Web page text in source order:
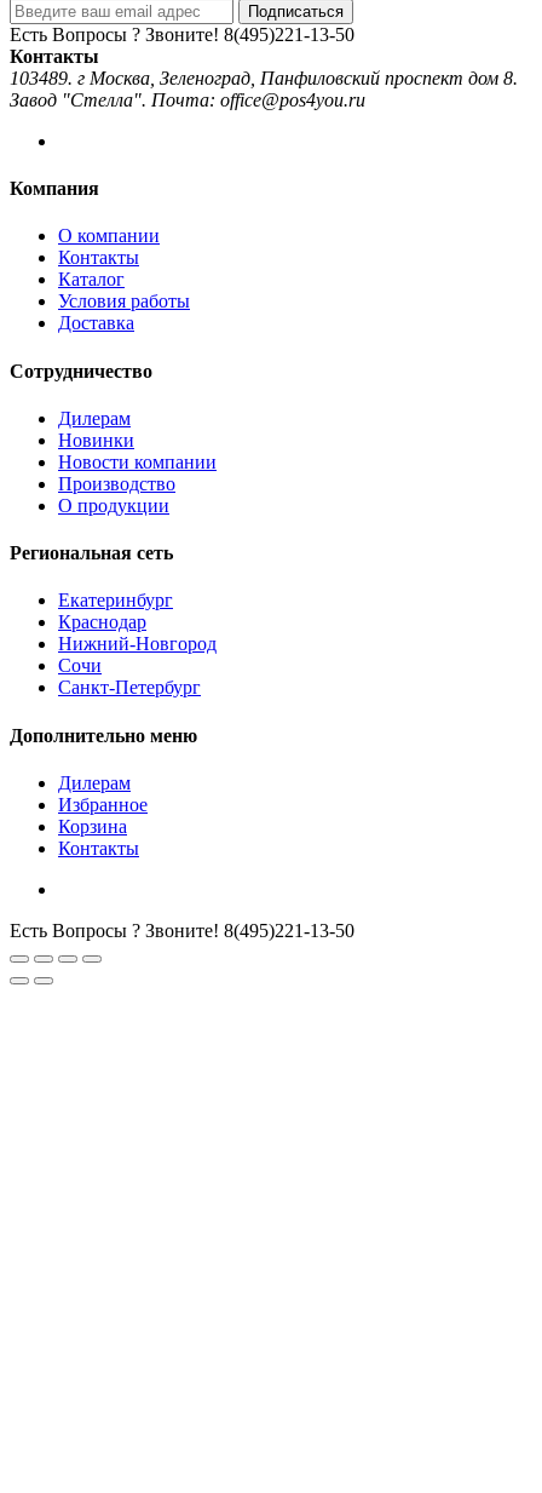
Подписаться
Есть Вопросы ? Звоните! 8(495)221-13-50
Контакты
103489. г Москва, Зеленоград, Панфиловский проспект дом 8.
Завод "Стелла". Почта: office@pos4you.ru
Компания
О компании
Контакты
Каталог
Условия работы
Доставка
Сотрудничество
Дилерам
Новинки
Новости компании
Производство
О продукции
Региональная сеть
Екатеринбург
Краснодар
Нижний-Новгород
Сочи
Санкт-Петербург
Дополнительно меню
Дилерам
Избранное
Корзина
Контакты
Есть Вопросы ? Звоните! 8(495)221-13-50